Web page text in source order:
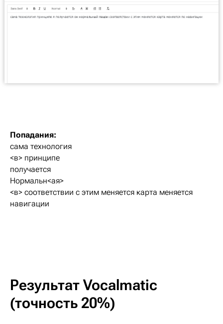
Попадания:
сама технология
<в> принципе
получается
Нормальн<ая>
<в> соответствии с этим меняется карта меняется
навигации
Результат Vocalmatic
(точность 20%)